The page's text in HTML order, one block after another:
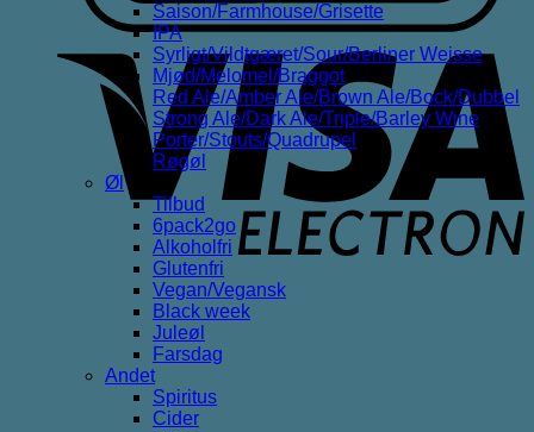
Saison/Farmhouse/Grisette
IPA
Syrligt/Vildtgæret/Sour/Berliner Weisse
Mjød/Melomel/Braggot
Red Ale/Amber Ale/Brown Ale/Bock/Dubbel
Strong Ale/Dark Ale/Triple/Barley Wine
Porter/Stouts/Quadrupel
Røgøl
Øl
Tilbud
6pack2go
Alkoholfri
Glutenfri
Vegan/Vegansk
Black week
Juleøl
Farsdag
Andet
Spiritus
Cider